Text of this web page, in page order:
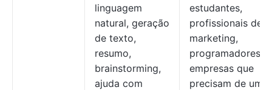
linguagem
natural, geração
de texto,
resumo,
brainstorming,
ajuda com
estudantes,
profissionais de
marketing,
programadores e
empresas que
precisam de uma